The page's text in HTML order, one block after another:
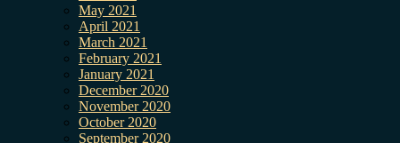
May 2021
April 2021
March 2021
February 2021
January 2021
December 2020
November 2020
October 2020
September 2020